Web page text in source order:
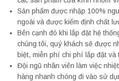
Sản phẩm được nhập 100%
ngoài và được kiểm định chất
Bên cạnh đó khi lắp đặt hệ
chúng tôi, quý khách sẽ được
biệt, miễn phí chi phí lắp đặt và
Đội ngũ nhân viên làm việc
hàng nhanh chóng đi vào sử